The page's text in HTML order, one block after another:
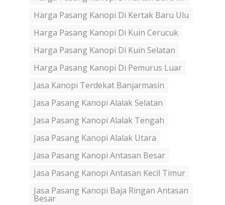
Harga Pasang Kanopi Di Kertak Baru Ulu
Harga Pasang Kanopi Di Kuin Cerucuk
Harga Pasang Kanopi Di Kuin Selatan
Harga Pasang Kanopi Di Pemurus Luar
Jasa Kanopi Terdekat Banjarmasin
Jasa Pasang Kanopi Alalak Selatan
Jasa Pasang Kanopi Alalak Tengah
Jasa Pasang Kanopi Alalak Utara
Jasa Pasang Kanopi Antasan Besar
Jasa Pasang Kanopi Antasan Kecil Timur
Jasa Pasang Kanopi Baja Ringan Antasan
Besar